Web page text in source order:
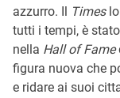
azzurro. Il Timeslo
tutti i tempi, è
nella Hall of Fame
figura nuova che
e ridare ai suoi